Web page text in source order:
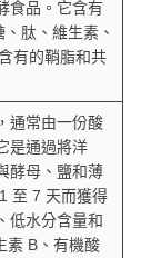
食品。它含有
肽、維生素、
有的鞘脂和共
通常由一份酸
是通過將洋
酵母、鹽和薄
至 7 天而獲得
低水分含量和
素 B、有機酸